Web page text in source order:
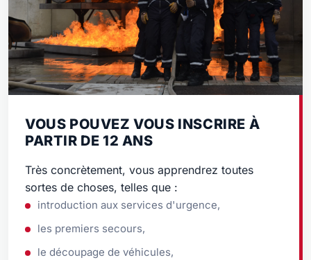
VOUS POUVEZ VOUS INSCRIRE À
PARTIR DE 12 ANS
Très concrètement, vous apprendrez toutes
sortes de choses, telles que :
introduction aux services d'urgence,
les premiers secours,
le découpage de véhicules,